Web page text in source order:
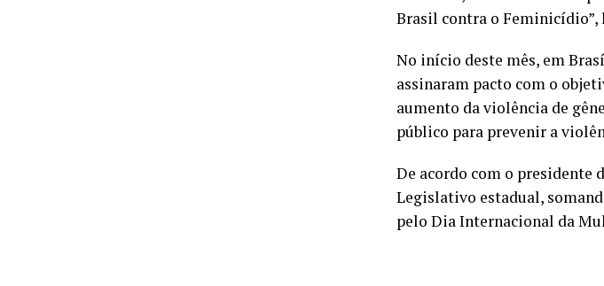
Brasil contra o Feminicídio”,
No início deste mês, em
assinaram pacto com o
aumento da violência de
público para prevenir a
De acordo com o presidente
Legislativo estadual,
pelo Dia Internacional da